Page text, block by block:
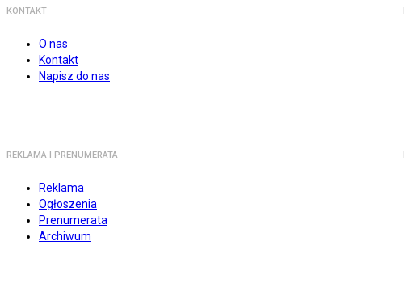
KONTAKT
O nas
Kontakt
Napisz do nas
REKLAMA I PRENUMERATA
Reklama
Ogłoszenia
Prenumerata
Archiwum